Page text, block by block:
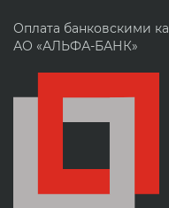
Оплата банковскими
АО «АЛЬФА-БАНК»